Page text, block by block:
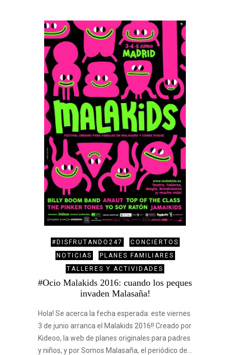
#DISFRUTANDO247
CONCIERTOS
NOTICIAS
PLANES FAMILIARES
TALLERES Y ACTIVIDADES
#Ocio Malakids 2016: cuando los peques
invaden Malasaña!
Hola! Se acerca la fecha esperada: este viernes
3 de junio arranca el Malakids 2016!! Creado por
Kideoo, la web de planes originales para padres
y niños, y por Somos Malasaña, el periódico de…